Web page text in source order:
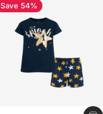
Save 54%